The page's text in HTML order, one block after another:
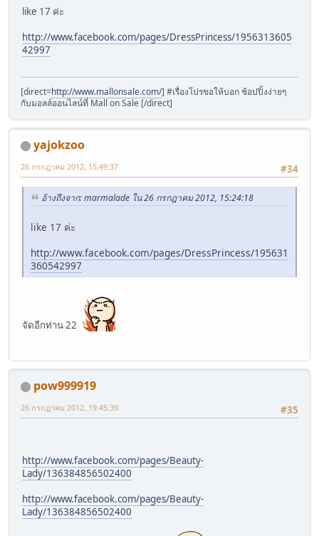
like 17 ค่ะ
http://www.facebook.com/pages/DressPrincess/1956313605
42997
[direct=http://www.mallonsale.com/] #เรื่องโปรขอให้บอก ช้อปปิ้งง่ายๆ
กับมอลล์ออนไลน์ที่ Mall on Sale [/direct]
yajokzoo
#34
26 กรกฎาคม 2012, 15:49:37
อ้างถึงจาก: marmalade ใน 26 กรกฎาคม 2012, 15:24:18
like 17 ค่ะ
http://www.facebook.com/pages/DressPrincess/195631
360542997
จัดอีกท่าน 22
pow999919
#35
26 กรกฎาคม 2012, 19:45:39
http://www.facebook.com/pages/Beauty-
Lady/136384856502400
http://www.facebook.com/pages/Beauty-
Lady/136384856502400